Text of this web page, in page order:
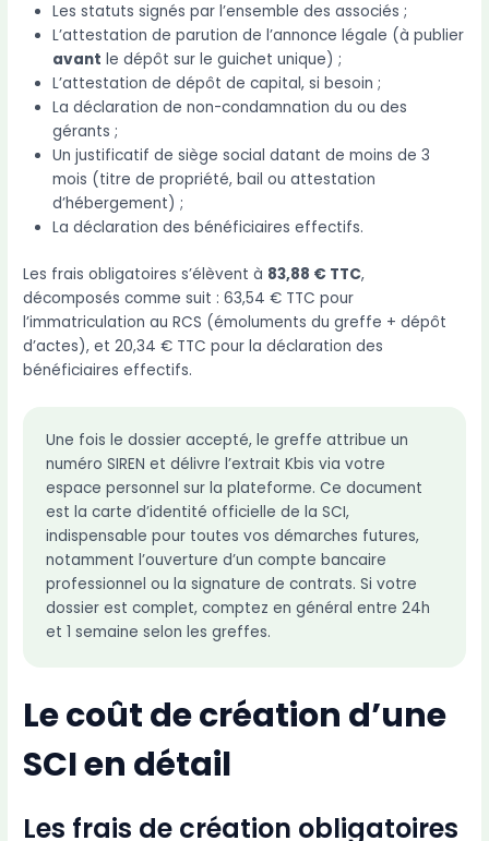
Les statuts signés par l’ensemble des associés ;
L’attestation de parution de l’annonce légale (à publier
avant le dépôt sur le guichet unique) ;
L’attestation de dépôt de capital, si besoin ;
La déclaration de non-condamnation du ou des
gérants ;
Un justificatif de siège social datant de moins de 3
mois (titre de propriété, bail ou attestation
d’hébergement) ;
La déclaration des bénéficiaires effectifs.
Les frais obligatoires s’élèvent à 83,88 € TTC,
décomposés comme suit : 63,54 € TTC pour
l’immatriculation au RCS (émoluments du greffe + dépôt
d’actes), et 20,34 € TTC pour la déclaration des
bénéficiaires effectifs.
Une fois le dossier accepté, le greffe attribue un
numéro SIREN et délivre l’extrait Kbis via votre
espace personnel sur la plateforme. Ce document
est la carte d’identité officielle de la SCI,
indispensable pour toutes vos démarches futures,
notamment l’ouverture d’un compte bancaire
professionnel ou la signature de contrats. Si votre
dossier est complet, comptez en général entre 24h
et 1 semaine selon les greffes.
Le coût de création d’une
SCI en détail
Les frais de création obligatoires